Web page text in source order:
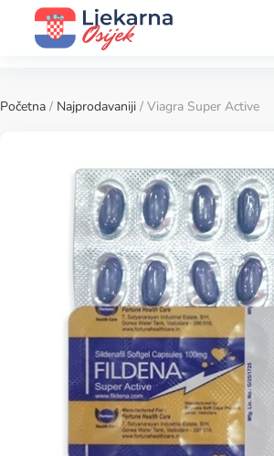
Početna / Najprodavaniji / Viagra Super Active